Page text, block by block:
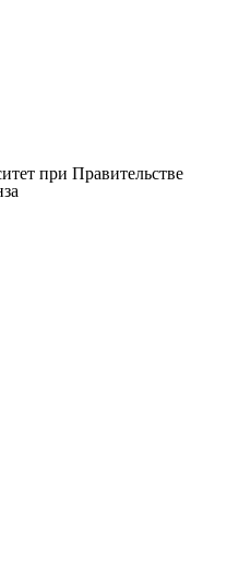
при Правительстве